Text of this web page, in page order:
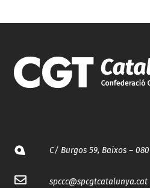
C/ Burgos 59, Baixos –
spccc@spcgtcatalunya.cat